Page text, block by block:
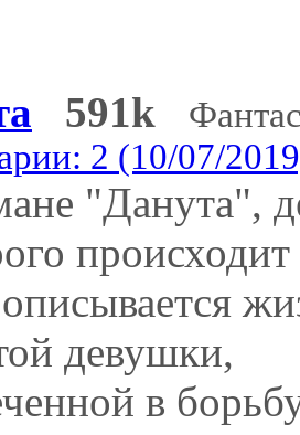
591k
2 (10/07/
"Данута",
девушки,
в